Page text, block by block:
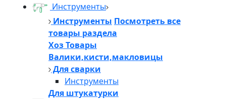
Инструменты
Инструменты Посмотреть все
товары раздела
Хоз Товары
Валики,кисти,макловицы
Для сварки
Инструменты
Для штукатурки